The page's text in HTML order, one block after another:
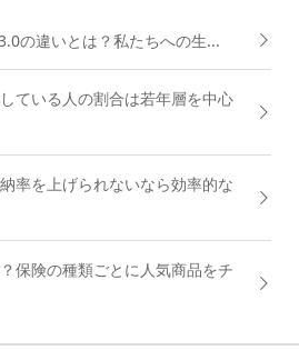
の違いとは？私たちへの生...
ている人の割合は若年層を中心
率を上げられないなら効率的な
保険の種類ごとに人気商品をチ